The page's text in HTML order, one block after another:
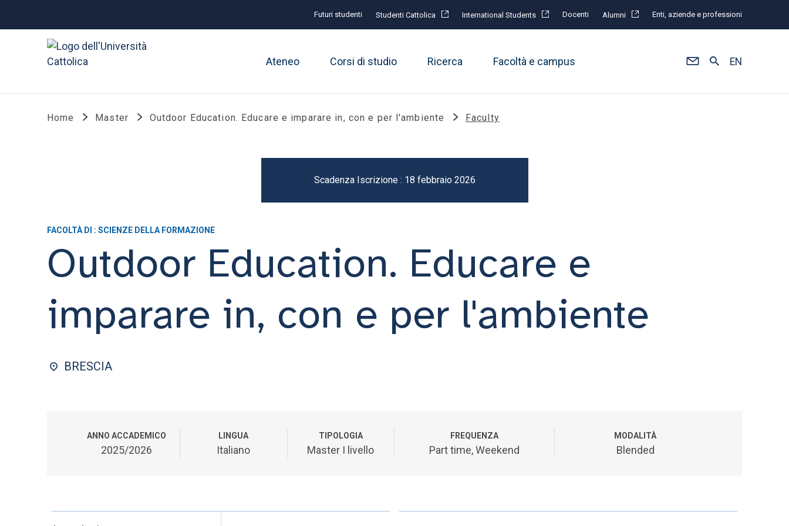
Futuri studenti Studenti Cattolica International Students Docenti Alumni Enti, aziende e professioni
Ateneo Corsi di studio Ricerca Facoltà e campus EN
Home Master Outdoor Education. Educare e imparare in, con e per l'ambiente Faculty
Scadenza Iscrizione : 18 febbraio 2026
FACOLTÀ DI : SCIENZE DELLA FORMAZIONE
Outdoor Education. Educare e
imparare in, con e per l'ambiente
BRESCIA
ANNO ACCADEMICO
2025/2026
LINGUA
Italiano
TIPOLOGIA
Master I livello
FREQUENZA
Part time, Weekend
MODALITÀ
Blended